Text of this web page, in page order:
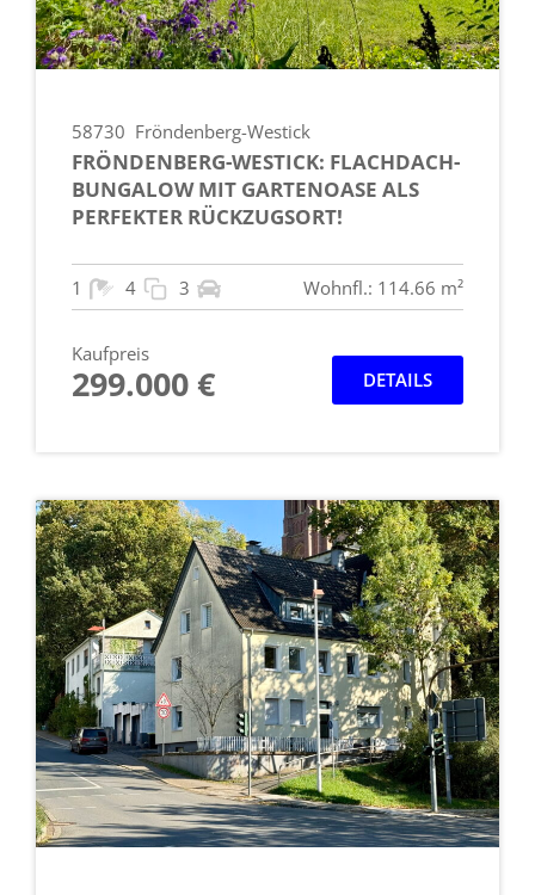
58730 Fröndenberg-Westick
FRÖNDENBERG-WESTICK: FLACHDACH-
BUNGALOW MIT GARTENOASE ALS
PERFEKTER RÜCKZUGSORT!
1 4 3 Wohnfl.: 114.66 m²
Kaufpreis
299.000 € DETAILS